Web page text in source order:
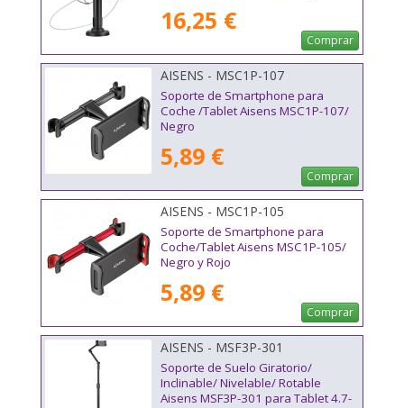
16,25 €
Comprar
AISENS - MSC1P-107
Soporte de Smartphone para
Coche /Tablet Aisens MSC1P-107/
Negro
5,89 €
Comprar
AISENS - MSC1P-105
Soporte de Smartphone para
Coche/Tablet Aisens MSC1P-105/
Negro y Rojo
5,89 €
Comprar
AISENS - MSF3P-301
Soporte de Suelo Giratorio/
Inclinable/ Nivelable/ Rotable
Aisens MSF3P-301 para Tablet 4.7-